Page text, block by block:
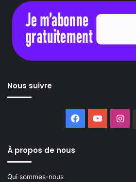
Nous suivre
Facebook
YouTube
À propos de nous
Qui sommes-nous